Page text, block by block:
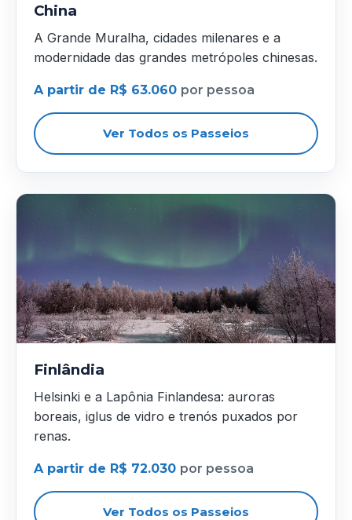
China
A Grande Muralha, cidades milenares e a
modernidade das grandes metrópoles chinesas.
A partir de R$ 63.060 por pessoa
Ver Todos os Passeios
Finlândia
Helsinki e a Lapônia Finlandesa: auroras
boreais, iglus de vidro e trenós puxados por
renas.
A partir de R$ 72.030 por pessoa
Ver Todos os Passeios